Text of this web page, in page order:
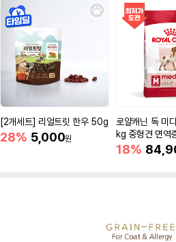
[2개세트] 리얼트릿 한우 50g
28% 5,000원
로얄캐닌 독 미
kg 중형견 면역
18%